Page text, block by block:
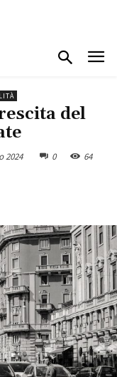
del
2024 0 64